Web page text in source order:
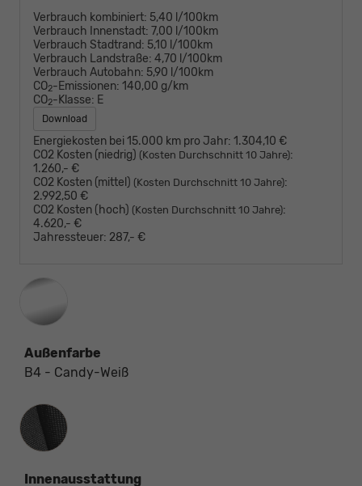
Verbrauch kombiniert: 5,40 l/100km
Verbrauch Innenstadt: 7,00 l/100km
Verbrauch Stadtrand: 5,10 l/100km
Verbrauch Landstraße: 4,70 l/100km
Verbrauch Autobahn: 5,90 l/100km
CO2-Emissionen: 140,00 g/km
CO2-Klasse: E
Download
Energiekosten bei 15.000 km pro Jahr: 1.304,10 €
CO2 Kosten (niedrig) (Kosten Durchschnitt 10 Jahre):
1.260,- €
CO2 Kosten (mittel) (Kosten Durchschnitt 10 Jahre):
2.992,50 €
CO2 Kosten (hoch) (Kosten Durchschnitt 10 Jahre):
4.620,- €
Jahressteuer: 287,- €
Außenfarbe
B4 - Candy-Weiß
Innenausstattung
Innenausstattung